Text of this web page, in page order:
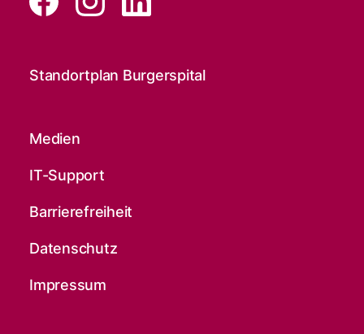
Standortplan Burgerspital
Medien
IT-Support
Barrierefreiheit
Datenschutz
Impressum